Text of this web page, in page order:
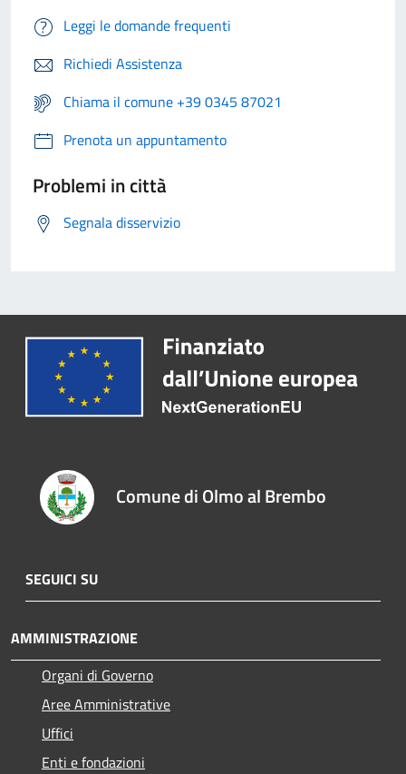
Leggi le domande frequenti
Richiedi Assistenza
Chiama il comune +39 0345 87021
Prenota un appuntamento
Problemi in città
Segnala disservizio
Comune di Olmo al Brembo
SEGUICI SU
AMMINISTRAZIONE
Organi di Governo
Aree Amministrative
Uffici
Enti e fondazioni